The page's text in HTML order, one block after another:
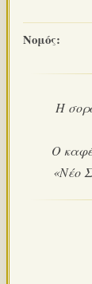
Νομός:
Η
Ο
«Νέο